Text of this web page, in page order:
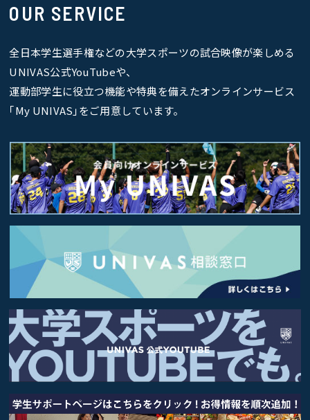
OUR SERVICE
全日本学生選手権などの大学スポーツの試合映像が楽しめる
UNIVAS公式YouTubeや、
運動部学生に役立つ機能や特典を備えたオンラインサービス
｢My UNIVAS｣をご用意しています。